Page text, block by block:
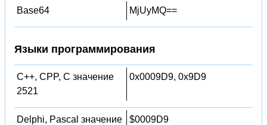
Base64 MjUyMQ==
Языки программирования
C++, CPP, C значение
2521
0x0009D9, 0x9D9
Delphi, Pascal значение
$0009D9